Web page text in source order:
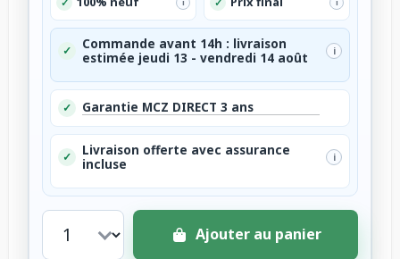
✓
Commande avant 14h : livraison
estimée jeudi 13 - vendredi 14 août
i
✓ Garantie MCZ DIRECT 3 ans
✓
Livraison offerte avec assurance
incluse
i
Ajouter au panier